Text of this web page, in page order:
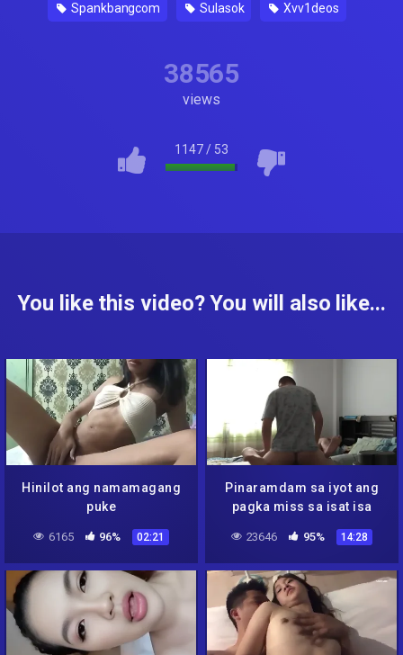
Spankbangcom Sulasok Xvv1deos
38565
views
1147 / 53
You like this video? You will also like...
Hinilot ang namamagang
puke
6165 96% 02:21
Pinaramdam sa iyot ang
pagka miss sa isat isa
23646 95% 14:28